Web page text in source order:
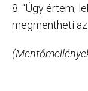
8. “Úgy értem,
megmentheti az